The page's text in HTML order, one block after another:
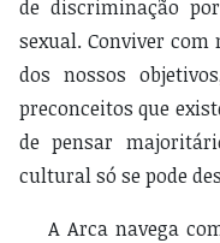
de discriminação
sexual. Conviver
dos nossos
preconceitos que
de pensar
cultural só se pode
A Arca navega